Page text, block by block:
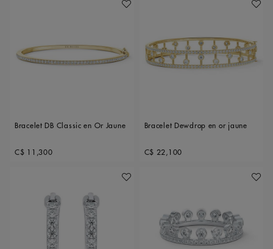
Ajouter À Ma Wishlist
Bracelet DB Classic en Or Jaune
Original price
C$ 11,300
Bracelet Dewdrop en or jaune
Original price
C$ 22,100
Ajouter À Ma Wishlist